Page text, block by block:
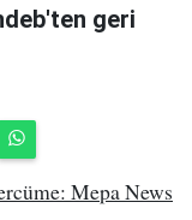
geri
Mepa News